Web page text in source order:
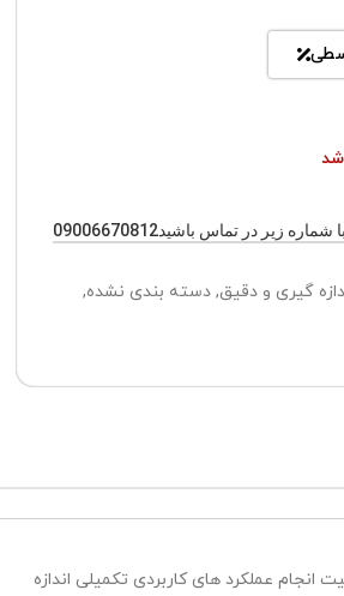
زیر در تماس باشید09006670812
گیری و دقیق, دسته بندی نشده,
انجام عملکرد های کاربردی تکمیلی اندازه